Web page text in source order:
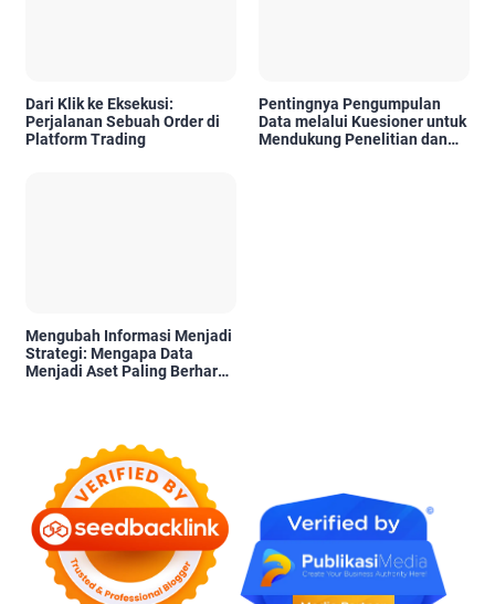
Dari Klik ke Eksekusi:
Perjalanan Sebuah Order di
Platform Trading
Pentingnya Pengumpulan
Data melalui Kuesioner untuk
Mendukung Penelitian dan
Mengubah Informasi Menjadi
Strategi: Mengapa Data
Menjadi Aset Paling Berharga